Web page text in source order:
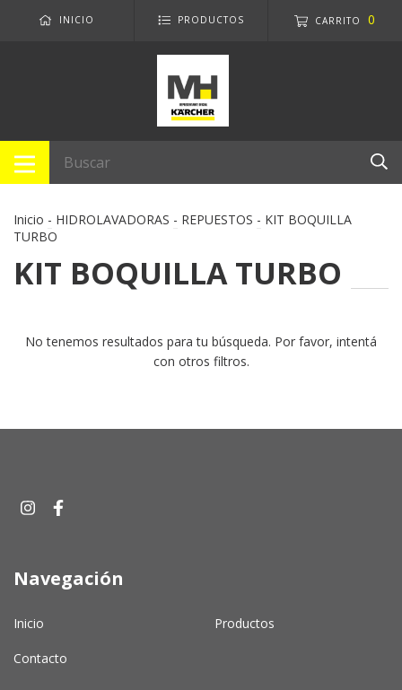
INICIO PRODUCTOS CARRITO 0
Inicio - HIDROLAVADORAS - REPUESTOS - KIT BOQUILLA
TURBO
KIT BOQUILLA TURBO
No tenemos resultados para tu búsqueda. Por favor, intentá
con otros filtros.
Navegación
Inicio Productos
Contacto